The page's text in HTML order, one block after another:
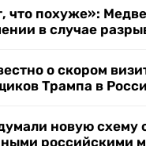
что похуже»:
в случае
о скором
Трампа в
новую схему
российскими